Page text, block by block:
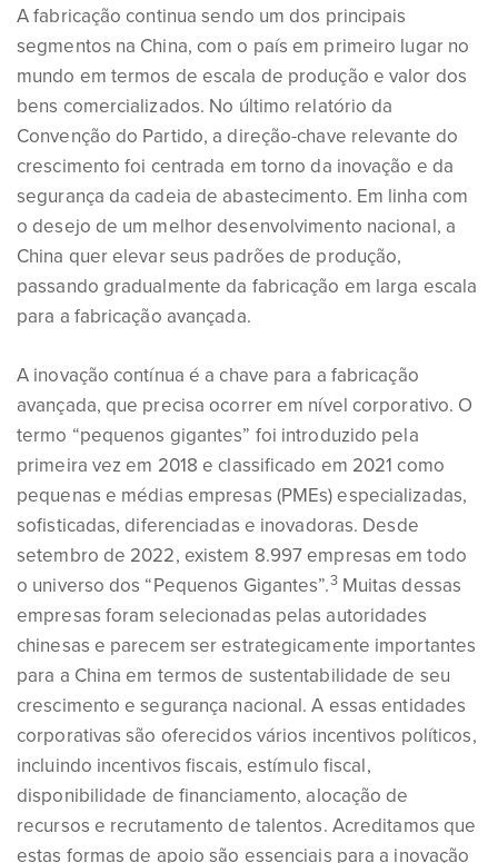
A fabricação continua sendo um dos principais
segmentos na China, com o país em primeiro lugar no
mundo em termos de escala de produção e valor dos
bens comercializados. No último relatório da
Convenção do Partido, a direção-chave relevante do
crescimento foi centrada em torno da inovação e da
segurança da cadeia de abastecimento. Em linha com
o desejo de um melhor desenvolvimento nacional, a
China quer elevar seus padrões de produção,
passando gradualmente da fabricação em larga escala
para a fabricação avançada.
A inovação contínua é a chave para a fabricação
avançada, que precisa ocorrer em nível corporativo. O
termo “pequenos gigantes” foi introduzido pela
primeira vez em 2018 e classificado em 2021 como
pequenas e médias empresas (PMEs) especializadas,
sofisticadas, diferenciadas e inovadoras. Desde
setembro de 2022, existem 8.997 empresas em todo
o universo dos “Pequenos Gigantes”.3Muitas dessas
empresas foram selecionadas pelas autoridades
chinesas e parecem ser estrategicamente importantes
para a China em termos de sustentabilidade de seu
crescimento e segurança nacional. A essas entidades
corporativas são oferecidos vários incentivos políticos,
incluindo incentivos fiscais, estímulo fiscal,
disponibilidade de financiamento, alocação de
recursos e recrutamento de talentos. Acreditamos que
estas formas de apoio são essenciais para a inovação